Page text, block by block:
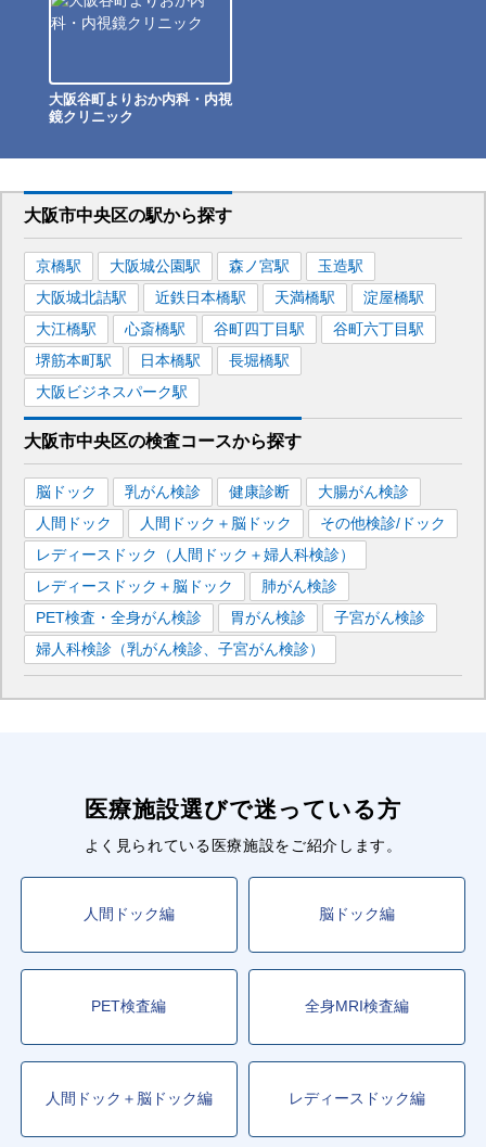
大阪谷町よりおか内科・内視
鏡クリニック
大阪市中央区の駅から探す
京橋駅 大阪城公園駅 森ノ宮駅 玉造駅
大阪城北詰駅 近鉄日本橋駅 天満橋駅 淀屋橋駅
大江橋駅 心斎橋駅 谷町四丁目駅 谷町六丁目駅
堺筋本町駅 日本橋駅 長堀橋駅
大阪ビジネスパーク駅
大阪市中央区の検査コースから探す
脳ドック 乳がん検診 健康診断
大腸がん検診
人間ドック
人間ドック＋脳ドック
その他検診/ドック
レディースドック（人間ドック＋婦人科検診）
レディースドック＋脳ドック
肺がん検診
PET検査・全身がん検診
胃がん検診
子宮がん検診
婦人科検診（乳がん検診、子宮がん検診）
医療施設選びで迷っている方
よく見られている医療施設をご紹介します。
人間ドック編 脳ドック編
PET検査編 全身MRI検査編
人間ドック＋脳ドック編 レディースドック編